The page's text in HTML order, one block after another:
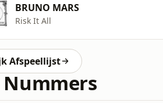
BRUNO MARS
Risk It All
Afspeellijst
Nummers